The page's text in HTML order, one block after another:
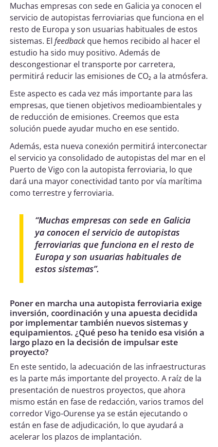
Muchas empresas con sede en Galicia ya conocen el
servicio de autopistas ferroviarias que funciona en el
resto de Europa y son usuarias habituales de estos
sistemas. El feedback que hemos recibido al hacer el
estudio ha sido muy positivo. Además de
descongestionar el transporte por carretera,
permitirá reducir las emisiones de CO₂ a la atmósfera.
Este aspecto es cada vez más importante para las
empresas, que tienen objetivos medioambientales y
de reducción de emisiones. Creemos que esta
solución puede ayudar mucho en ese sentido.
Además, esta nueva conexión permitirá interconectar
el servicio ya consolidado de autopistas del mar en el
Puerto de Vigo con la autopista ferroviaria, lo que
dará una mayor conectividad tanto por vía marítima
como terrestre y ferroviaria.
“Muchas empresas con sede en Galicia
ya conocen el servicio de autopistas
ferroviarias que funciona en el resto de
Europa y son usuarias habituales de
estos sistemas”.
Poner en marcha una autopista ferroviaria exige
inversión, coordinación y una apuesta decidida
por implementar también nuevos sistemas y
equipamientos. ¿Qué peso ha tenido esa visión a
largo plazo en la decisión de impulsar este
proyecto?
En este sentido, la adecuación de las infraestructuras
es la parte más importante del proyecto. A raíz de la
presentación de nuestros proyectos, que ahora
mismo están en fase de redacción, varios tramos del
corredor Vigo-Ourense ya se están ejecutando o
están en fase de adjudicación, lo que ayudará a
acelerar los plazos de implantación.